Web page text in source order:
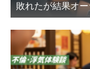
敗れたが結果オ